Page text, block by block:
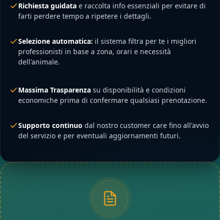
Richiesta guidata e raccolta info essenziali per evitare di
farti perdere tempo a ripetere i dettagli.
Selezione automatica: il sistema filtra per te i migliori
professionisti in base a zona, orari e necessità
dell'animale.
Massima Trasparenza su disponibilità e condizioni
economiche prima di confermare qualsiasi prenotazione.
Supporto continuo dal nostro customer care fino all'avvio
del servizio e per eventuali aggiornamenti futuri.